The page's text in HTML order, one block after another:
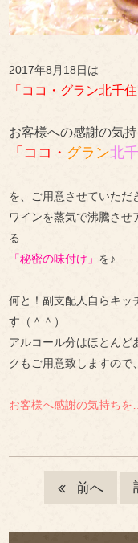
2017年8月18日は
「ココ・グラン北千
お客様への感謝の気
「ココ・ グラン北
を、ご用意させていた
ワインを蒸気で沸騰さ
る
「秘密の味付け」 を♪
何と！副支配人自らキッ
す（＾＾）
アルコール分はほとんど
クもご用意致しますの
お客様へ感謝の気持ちを
前へ